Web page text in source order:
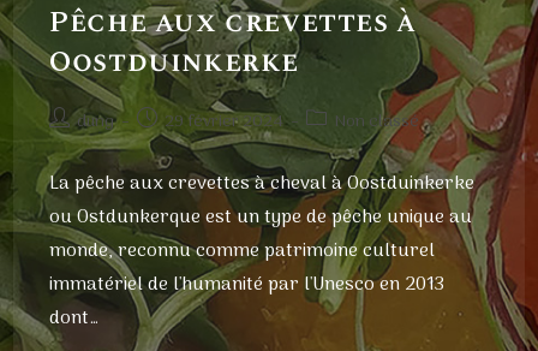
Pêche aux crevettes à
Oostduinkerke
Auteur/autrice
de
la
publication :
dung
Publication
publiée :
29 février 2024
Post
category:
Non classé
La pêche aux crevettes à cheval à Oostduinkerke
ou Ostdunkerque est un type de pêche unique au
monde, reconnu comme patrimoine culturel
immatériel de l'humanité par l'Unesco en 2013
dont…